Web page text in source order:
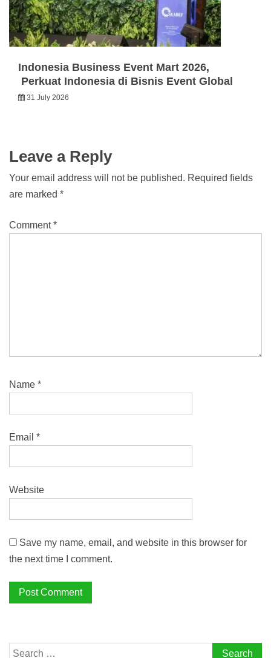
Indonesia Business Event Mart 2026,
Perkuat Indonesia di Bisnis Event Global
31 July 2026
Leave a Reply
Your email address will not be published. Required fields
are marked *
Comment*
Name *
Email *
Website
Save my name, email, and website in this browser for
the next time I comment.
Search